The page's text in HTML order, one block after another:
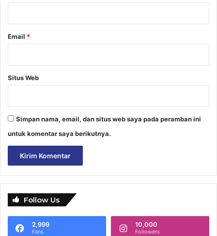
Email *
Situs Web
Simpan nama, email, dan situs web saya pada peramban ini
untuk komentar saya berikutnya.
Follow Us
2,999
Fans
10,000
Followers